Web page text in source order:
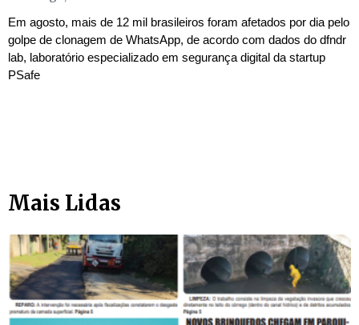
Em agosto, mais de 12 mil brasileiros foram afetados por dia pelo
golpe de clonagem de WhatsApp, de acordo com dados do dfndr
lab, laboratório especializado em segurança digital da startup
PSafe
Mais Lidas